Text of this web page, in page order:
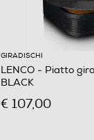
GIRADISCHI
LENCO - Piatto
BLACK
€ 107,00